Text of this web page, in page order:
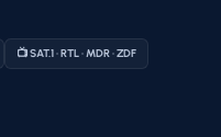
📺 SAT.1 · RTL · MDR · ZDF